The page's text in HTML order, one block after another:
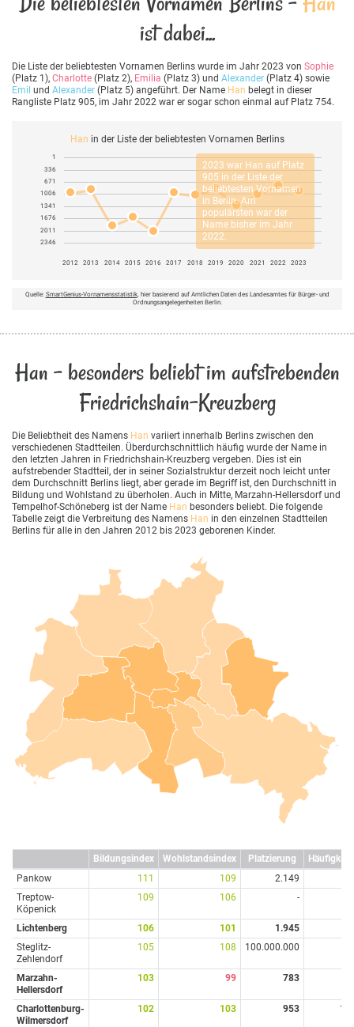
ist dabei...
Die Liste der beliebtesten Vornamen Berlins wurde im Jahr 2023 von Sophie
(Platz 1), Charlotte (Platz 2), Emilia (Platz 3) und Alexander (Platz 4) sowie
Emil und Alexander (Platz 5) angeführt. Der Name Han belegt in dieser
Rangliste Platz 905, im Jahr 2022 war er sogar schon einmal auf Platz 754.
Han in der Liste der beliebtesten Vornamen Berlins
2023 war Han auf Platz
905 in der Liste der
beliebtesten Vornamen
in Berlin. Am
populärsten war der
Name bisher im Jahr
2022.
1
336
671
1006
1341
1676
2011
2346
2012 2013 2014 2015 2016 2017 2018 2019 2020 2021 2022 2023
Quelle: SmartGenius-Vornamensstatistik, hier basierend auf Amtlichen Daten des Landesamtes für Bürger- und
Ordnungsangelegenheiten Berlin.
Han - besonders beliebt im aufstrebenden
Friedrichshain-Kreuzberg
Die Beliebtheit des Namens Han variiert innerhalb Berlins zwischen den
verschiedenen Stadtteilen. Überdurchschnittlich häufig wurde der Name in
den letzten Jahren in Friedrichshain-Kreuzberg vergeben. Dies ist ein
aufstrebender Stadtteil, der in seiner Sozialstruktur derzeit noch leicht unter
dem Durchschnitt Berlins liegt, aber gerade im Begriff ist, den Durchschnitt in
Bildung und Wohlstand zu überholen. Auch in Mitte, Marzahn-Hellersdorf und
Tempelhof-Schöneberg ist der Name Han besonders beliebt. Die folgende
Tabelle zeigt die Verbreitung des Namens Han in den einzelnen Stadtteilen
Berlins für alle in den Jahren 2012 bis 2023 geborenen Kinder.
Bildungsindex Wohlstandsindex Platzierung
Häufigkeit
Pankow
111 109 2.149
Treptow-
Köpenick
109 106 -
Lichtenberg 106 101 1.945
Steglitz-
Zehlendorf
105 108 100.000.000
Marzahn-
Hellersdorf
103 99 783
Charlottenburg-
Wilmersdorf
102 103 953 17